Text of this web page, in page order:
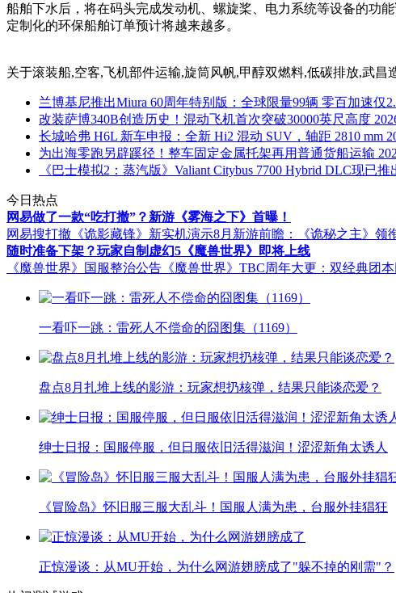
船舶下水后，将在码头完成发动机、螺旋桨、电力系统等设备的功
定制化的环保船舶订单预计将越来越多。
关于滚装船,空客,飞机部件运输,旋筒风帆,甲醇双燃料,低碳排放,武昌
兰博基尼推出Miura 60周年特别版：全球限量99辆 零百加速仅
改装萨博340B创造历史！混动飞机首次突破30000英尺高度
长城哈弗 H6L 新车申报：全新 Hi2 混动 SUV，轴距 2810 mm
为出海零跑另辟蹊径！整车固定金属托架再用普通货船运输
《巴士模拟2：蒸汽版》Valiant Citybus 7700 Hybrid DLC现已推
今日热点
网易做了一款“吃打撤”？新游《雾海之下》首曝！
网易搜打撤《诡影藏锋》新实机演示8月新游前瞻：《诡秘之主》领
随时准备下架？玩家自制虚幻5《魔兽世界》即将上线
《魔兽世界》国服整治公告 《魔兽世界》TBC周年大更：双经典团本
一看吓一跳：雷死人不偿命的囧图集（1169）
盘点8月扎堆上线的影游：玩家想扔核弹，结果只能谈恋爱？
绅士日报：国服停服，但日服依旧活得滋润！涩涩新角太诱人
《冒险岛》怀旧服三服大乱斗！国服人满为患，台服外挂猖狂
正惊漫谈：从MU开始，为什么网游翅膀成了"躲不掉的刚需"？